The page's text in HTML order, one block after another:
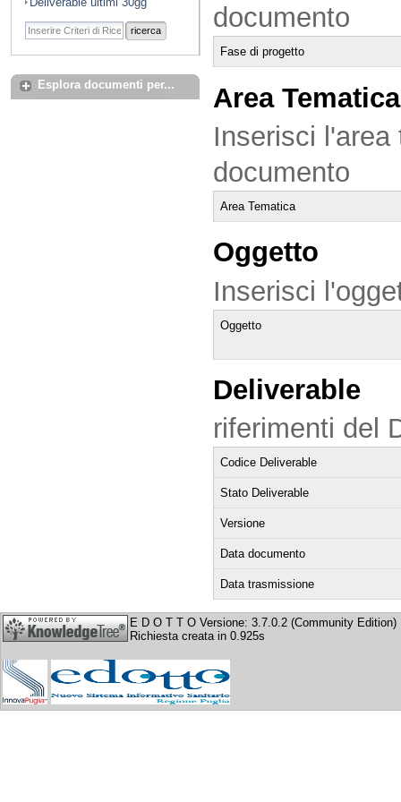
ricerca
Esplora documenti per...
documento
Fase di progetto
Area Tematica
Inserisci
documento
Area Tematica
Oggetto
Inserisci
Oggetto
Deliverable
riferimenti del
Codice Deliverable
Stato Deliverable
Versione
Data documento
Data trasmissione
E D O T T O Versione: 3.7.0.2 (Community Edition)
Richiesta creata in 0.925s